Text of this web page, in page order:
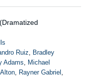
Ruiz, Bradley
Adams, Michael
, Rayner Gabriel ,